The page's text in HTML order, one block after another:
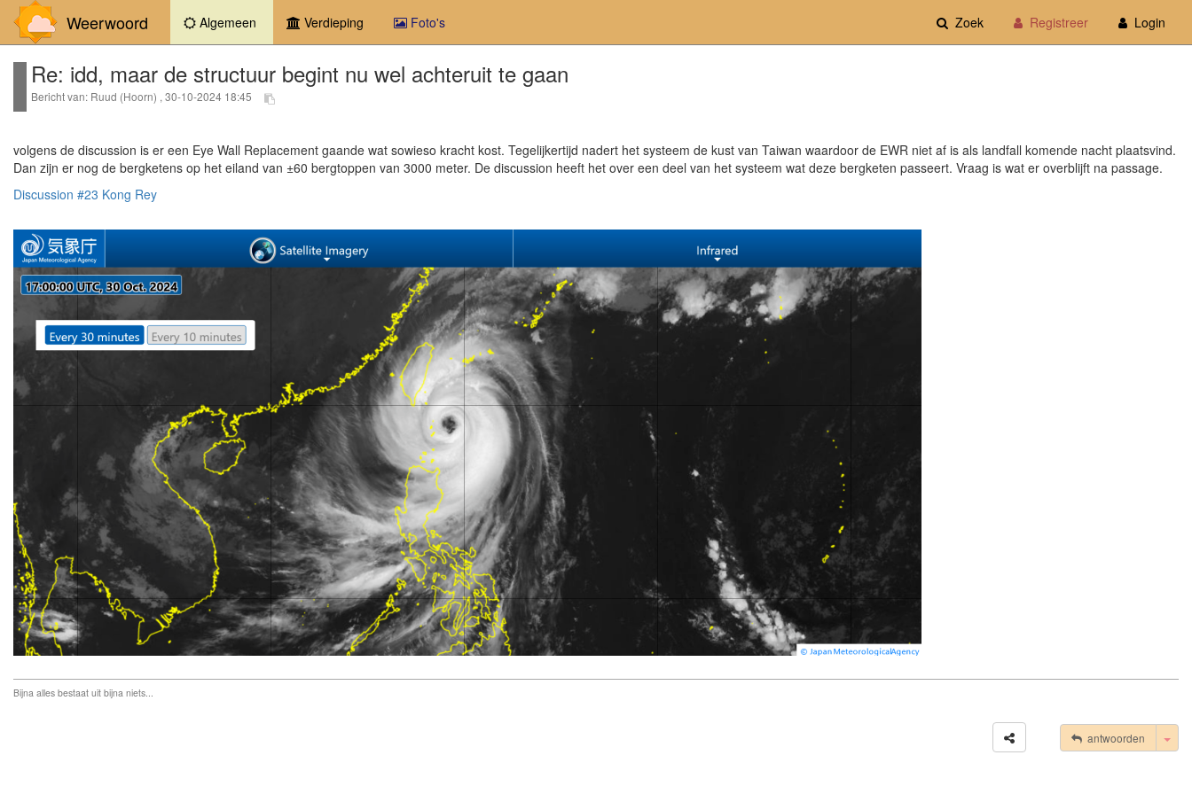
Weerwoord Algemeen (current)Verdieping Foto's Zoek Registreer Login
Re: idd, maar de structuur begint nu wel achteruit te gaan
Bericht van: Ruud (Hoorn) , 30-10-2024 18:45
volgens de discussion is er een Eye Wall Replacement gaande wat sowieso kracht kost. Tegelijkertijd nadert het systeem de kust van Taiwan waardoor de EWR niet af is als landfall komende nacht plaatsvind.
Dan zijn er nog de bergketens op het eiland van ±60 bergtoppen van 3000 meter. De discussion heeft het over een deel van het systeem wat deze bergketen passeert. Vraag is wat er overblijft na passage.
Discussion #23 Kong Rey
Bijna alles bestaat uit bijna niets...
antwoorden